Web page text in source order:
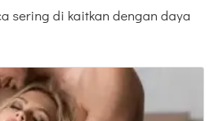
sering di kaitkan dengan daya